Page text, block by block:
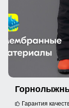
Гарантия